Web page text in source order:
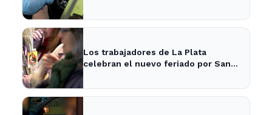
Los trabajadores de La Plata
celebran el nuevo feriado por San